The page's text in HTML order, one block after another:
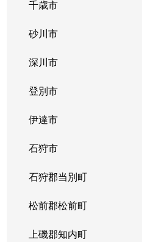
千歳市
砂川市
深川市
登別市
伊達市
石狩市
石狩郡当別町
松前郡松前町
上磯郡知内町